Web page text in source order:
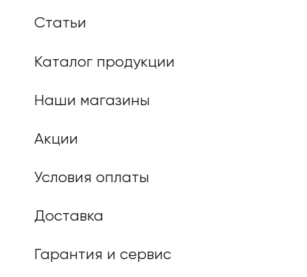
Статьи
Каталог продукции
Наши магазины
Акции
Условия оплаты
Доставка
Гарантия и сервис